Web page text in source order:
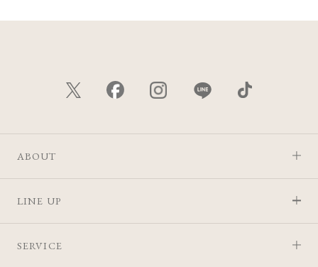
ABOUT
LINE UP
SERVICE